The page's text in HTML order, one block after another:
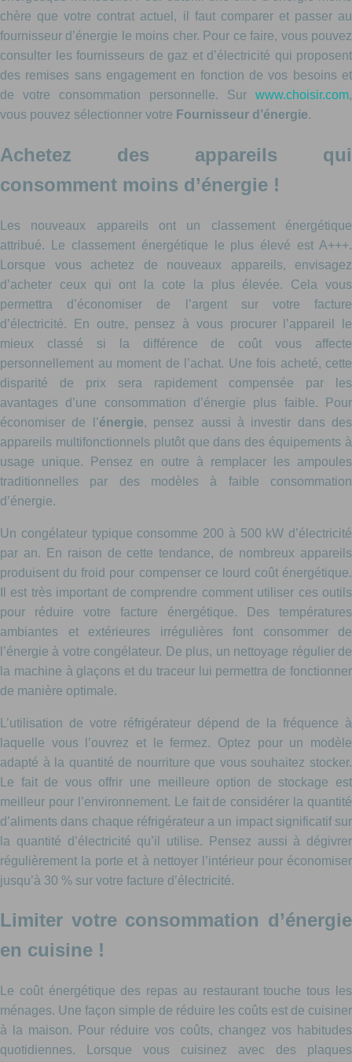
chère que votre contrat actuel, il faut comparer et passer au
fournisseur d’énergie le moins cher. Pour ce faire, vous pouvez
consulter les fournisseurs de gaz et d’électricité qui proposent
des remises sans engagement en fonction de vos besoins et
de votre consommation personnelle. Sur www.choisir.com,
vous pouvez sélectionner votre Fournisseur d’énergie.
Achetez des appareils qui
consomment moins d’énergie !
Les nouveaux appareils ont un classement énergétique
attribué. Le classement énergétique le plus élevé est A+++.
Lorsque vous achetez de nouveaux appareils, envisagez
d’acheter ceux qui ont la cote la plus élevée. Cela vous
permettra d’économiser de l’argent sur votre facture
d’électricité. En outre, pensez à vous procurer l’appareil le
mieux classé si la différence de coût vous affecte
personnellement au moment de l’achat. Une fois acheté, cette
disparité de prix sera rapidement compensée par les
avantages d’une consommation d’énergie plus faible. Pour
économiser de l’énergie, pensez aussi à investir dans des
appareils multifonctionnels plutôt que dans des équipements à
usage unique. Pensez en outre à remplacer les ampoules
traditionnelles par des modèles à faible consommation
d’énergie.
Un congélateur typique consomme 200 à 500 kW d’électricité
par an. En raison de cette tendance, de nombreux appareils
produisent du froid pour compenser ce lourd coût énergétique.
Il est très important de comprendre comment utiliser ces outils
pour réduire votre facture énergétique. Des températures
ambiantes et extérieures irrégulières font consommer de
l’énergie à votre congélateur. De plus, un nettoyage régulier de
la machine à glaçons et du traceur lui permettra de fonctionner
de manière optimale.
L’utilisation de votre réfrigérateur dépend de la fréquence à
laquelle vous l’ouvrez et le fermez. Optez pour un modèle
adapté à la quantité de nourriture que vous souhaitez stocker.
Le fait de vous offrir une meilleure option de stockage est
meilleur pour l’environnement. Le fait de considérer la quantité
d’aliments dans chaque réfrigérateur a un impact significatif sur
la quantité d’électricité qu’il utilise. Pensez aussi à dégivrer
régulièrement la porte et à nettoyer l’intérieur pour économiser
jusqu’à 30 % sur votre facture d’électricité.
Limiter votre consommation d’énergie
en cuisine !
Le coût énergétique des repas au restaurant touche tous les
ménages. Une façon simple de réduire les coûts est de cuisiner
à la maison. Pour réduire vos coûts, changez vos habitudes
quotidiennes. Lorsque vous cuisinez avec des plaques